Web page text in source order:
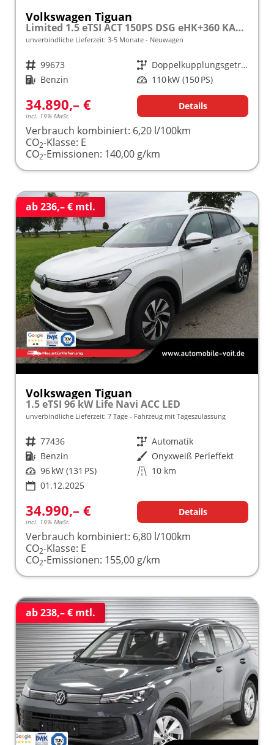
Volkswagen Tiguan
Limited 1.5 eTSI ACT 150PS DSG eHK+360 KAM+ACC+APP+LED PLUS+17" LM+KLIMA frei konfigurierbar!
unverbindliche Lieferzeit: 3-5 Monate Neuwagen
Fahrzeugnr. 99673 Getriebe
Doppelkupplungsgetriebe (DSG)
Kraftstoff Benzin Leistung 110 kW (150 PS)
34.890,– €
incl. 19% MwSt.
Details
Verbrauch kombiniert: 6,20 l/100km
CO2-Klasse: E
CO2-Emissionen: 140,00 g/km
ab 236,– € mtl.
Volkswagen Tiguan
1.5 eTSI 96 kW Life Navi ACC LED
unverbindliche Lieferzeit: 7 Tage Fahrzeug mit Tageszulassung
Fahrzeugnr. 77436 Getriebe Automatik
Kraftstoff Benzin Außenfarbe Onyxweiß Perleffekt
Leistung 96 kW (131 PS) Kilometerstand 10 km
01.12.2025
34.990,– €
incl. 19% MwSt.
Details
Verbrauch kombiniert: 6,80 l/100km
CO2-Klasse: E
CO2-Emissionen: 155,00 g/km
ab 238,– € mtl.